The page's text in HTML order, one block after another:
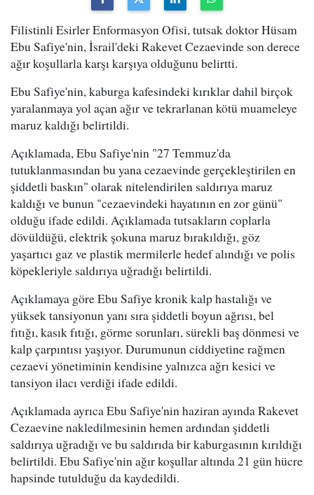
Filistinli Esirler Enformasyon Ofisi, tutsak doktor Hüsam
Ebu Safiye'nin, İsrail'deki Rakevet Cezaevinde son derece
ağır koşullarla karşı karşıya olduğunu belirtti.
Ebu Safiye'nin, kaburga kafesindeki kırıklar dahil birçok
yaralanmaya yol açan ağır ve tekrarlanan kötü muameleye
maruz kaldığı belirtildi.
Açıklamada, Ebu Safiye'nin "27 Temmuz'da
tutuklanmasından bu yana cezaevinde gerçekleştirilen en
şiddetli baskın" olarak nitelendirilen saldırıya maruz
kaldığı ve bunun "cezaevindeki hayatının en zor günü"
olduğu ifade edildi. Açıklamada tutsakların coplarla
dövüldüğü, elektrik şokuna maruz bırakıldığı, göz
yaşartıcı gaz ve plastik mermilerle hedef alındığı ve polis
köpekleriyle saldırıya uğradığı belirtildi.
Açıklamaya göre Ebu Safiye kronik kalp hastalığı ve
yüksek tansiyonun yanı sıra şiddetli boyun ağrısı, bel
fıtığı, kasık fıtığı, görme sorunları, sürekli baş dönmesi ve
kalp çarpıntısı yaşıyor. Durumunun ciddiyetine rağmen
cezaevi yönetiminin kendisine yalnızca ağrı kesici ve
tansiyon ilacı verdiği ifade edildi.
Açıklamada ayrıca Ebu Safiye'nin haziran ayında Rakevet
Cezaevine nakledilmesinin hemen ardından şiddetli
saldırıya uğradığı ve bu saldırıda bir kaburgasının kırıldığı
belirtildi. Ebu Safiye'nin ağır koşullar altında 21 gün hücre
hapsinde tutulduğu da kaydedildi.